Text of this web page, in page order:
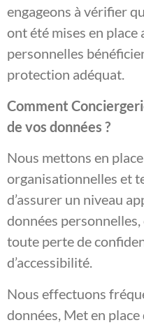
engageons à vérifier
ont été mises en place
personnelles
protection adéquat.
Comment
de vos données ?
Nous mettons en
organisationnelles et
d’assurer un niveau
données
toute perte de
d’accessibilité.
Nous effectuons
données, Met en